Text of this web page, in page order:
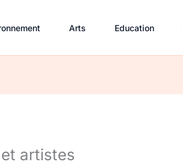
Arts Education
artistes